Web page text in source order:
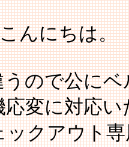
んにちは。
ので公に
変に対応
クアウト